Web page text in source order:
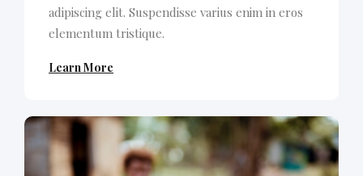
adipiscing elit. Suspendisse varius enim in eros
elementum tristique.
Learn More